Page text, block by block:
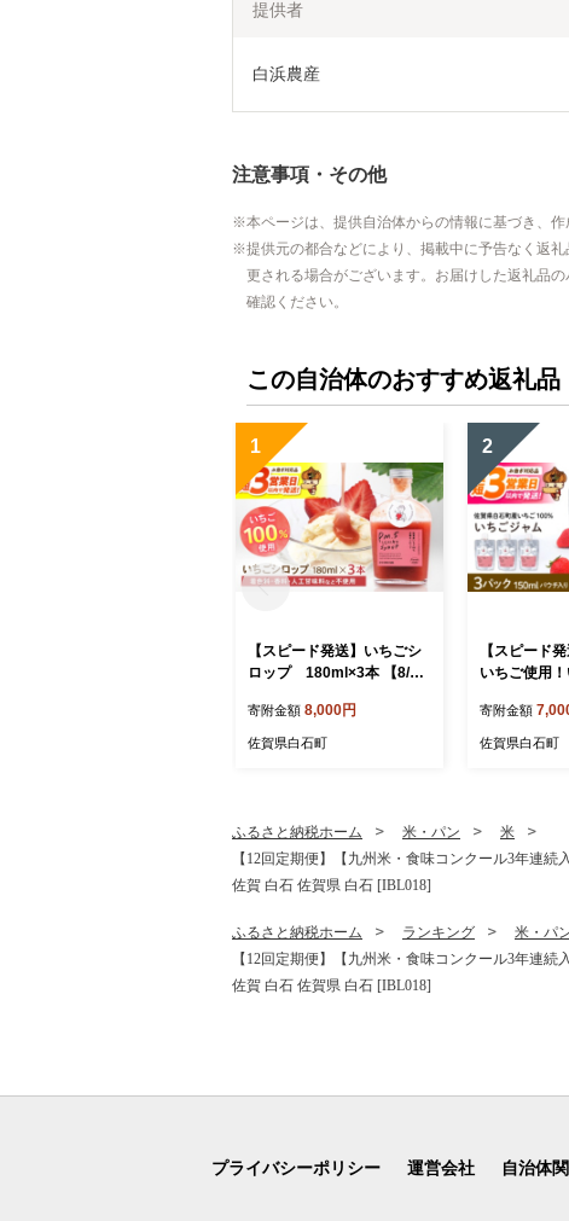
提供者
白浜農産
注意事項・その他
本ページは、提供自治体からの情報に基づき、作
提供元の都合などにより、掲載中に予告なく返
更される場合がございます。お届けした返礼品
確認ください。
この自治体のおすすめ返礼品
1
【スピード発送】いちごシ
ロップ 180ml×3本 【8/12I
ちごシロップ いちご イチゴ
苺 いちごミルク 牛乳 いち
県 佐賀 白石町 白石 [IBR01
寄附金額 8,000円
佐賀県白石町
2
【スピード
いちご使用
GOFARM】
チゴジャム
チ 簡単 国産
寄附金額
佐賀県白石町
ふるさと納税ホーム 米・パン
米
【12回定期便】【九州米・食味コンクール3年連
佐賀 白石 佐賀県 白石 [IBL018]
ふるさと納税ホーム ランキング 米・パ
【12回定期便】【九州米・食味コンクール3年連
佐賀 白石 佐賀県 白石 [IBL018]
プライバシーポリシー 運営会社 自治体